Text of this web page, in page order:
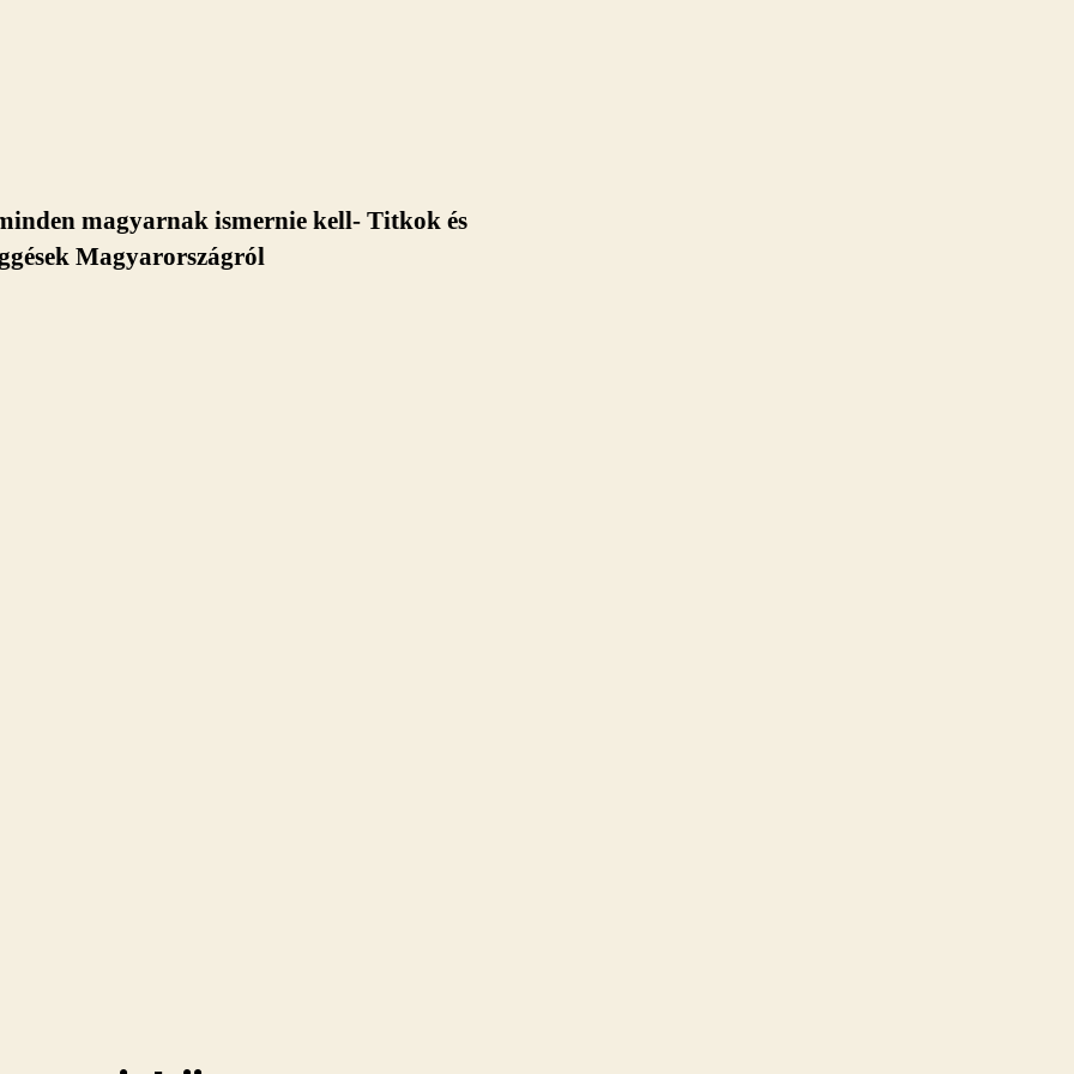
magyarnak ismernie kell- Titkok és
Magyarországról